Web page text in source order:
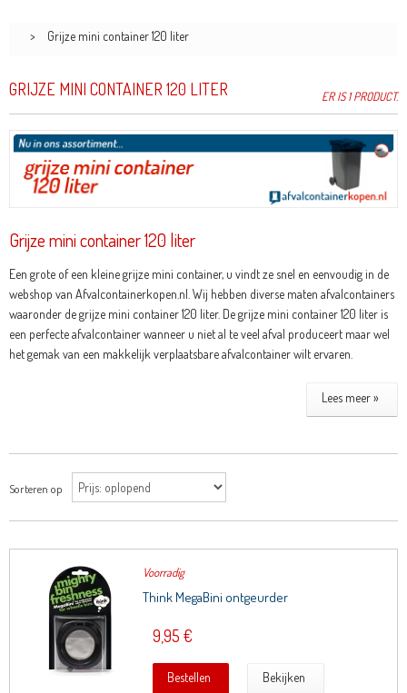
> Grijze mini container 120 liter
GRIJZE MINI CONTAINER 120 LITER ER IS 1 PRODUCT.
Grijze mini container 120 liter
Een grote of een kleine grijze mini container, u vindt ze snel en eenvoudig in de
webshop van Afvalcontainerkopen.nl. Wij hebben diverse maten afvalcontainers
waaronder de grijze mini container 120 liter. De grijze mini container 120 liter is
een perfecte afvalcontainer wanneer u niet al te veel afval produceert maar wel
het gemak van een makkelijk verplaatsbare afvalcontainer wilt ervaren.
Lees meer »
Sorteren op
Voorradig
Think MegaBini ontgeurder
9,95 €
Bestellen Bekijken